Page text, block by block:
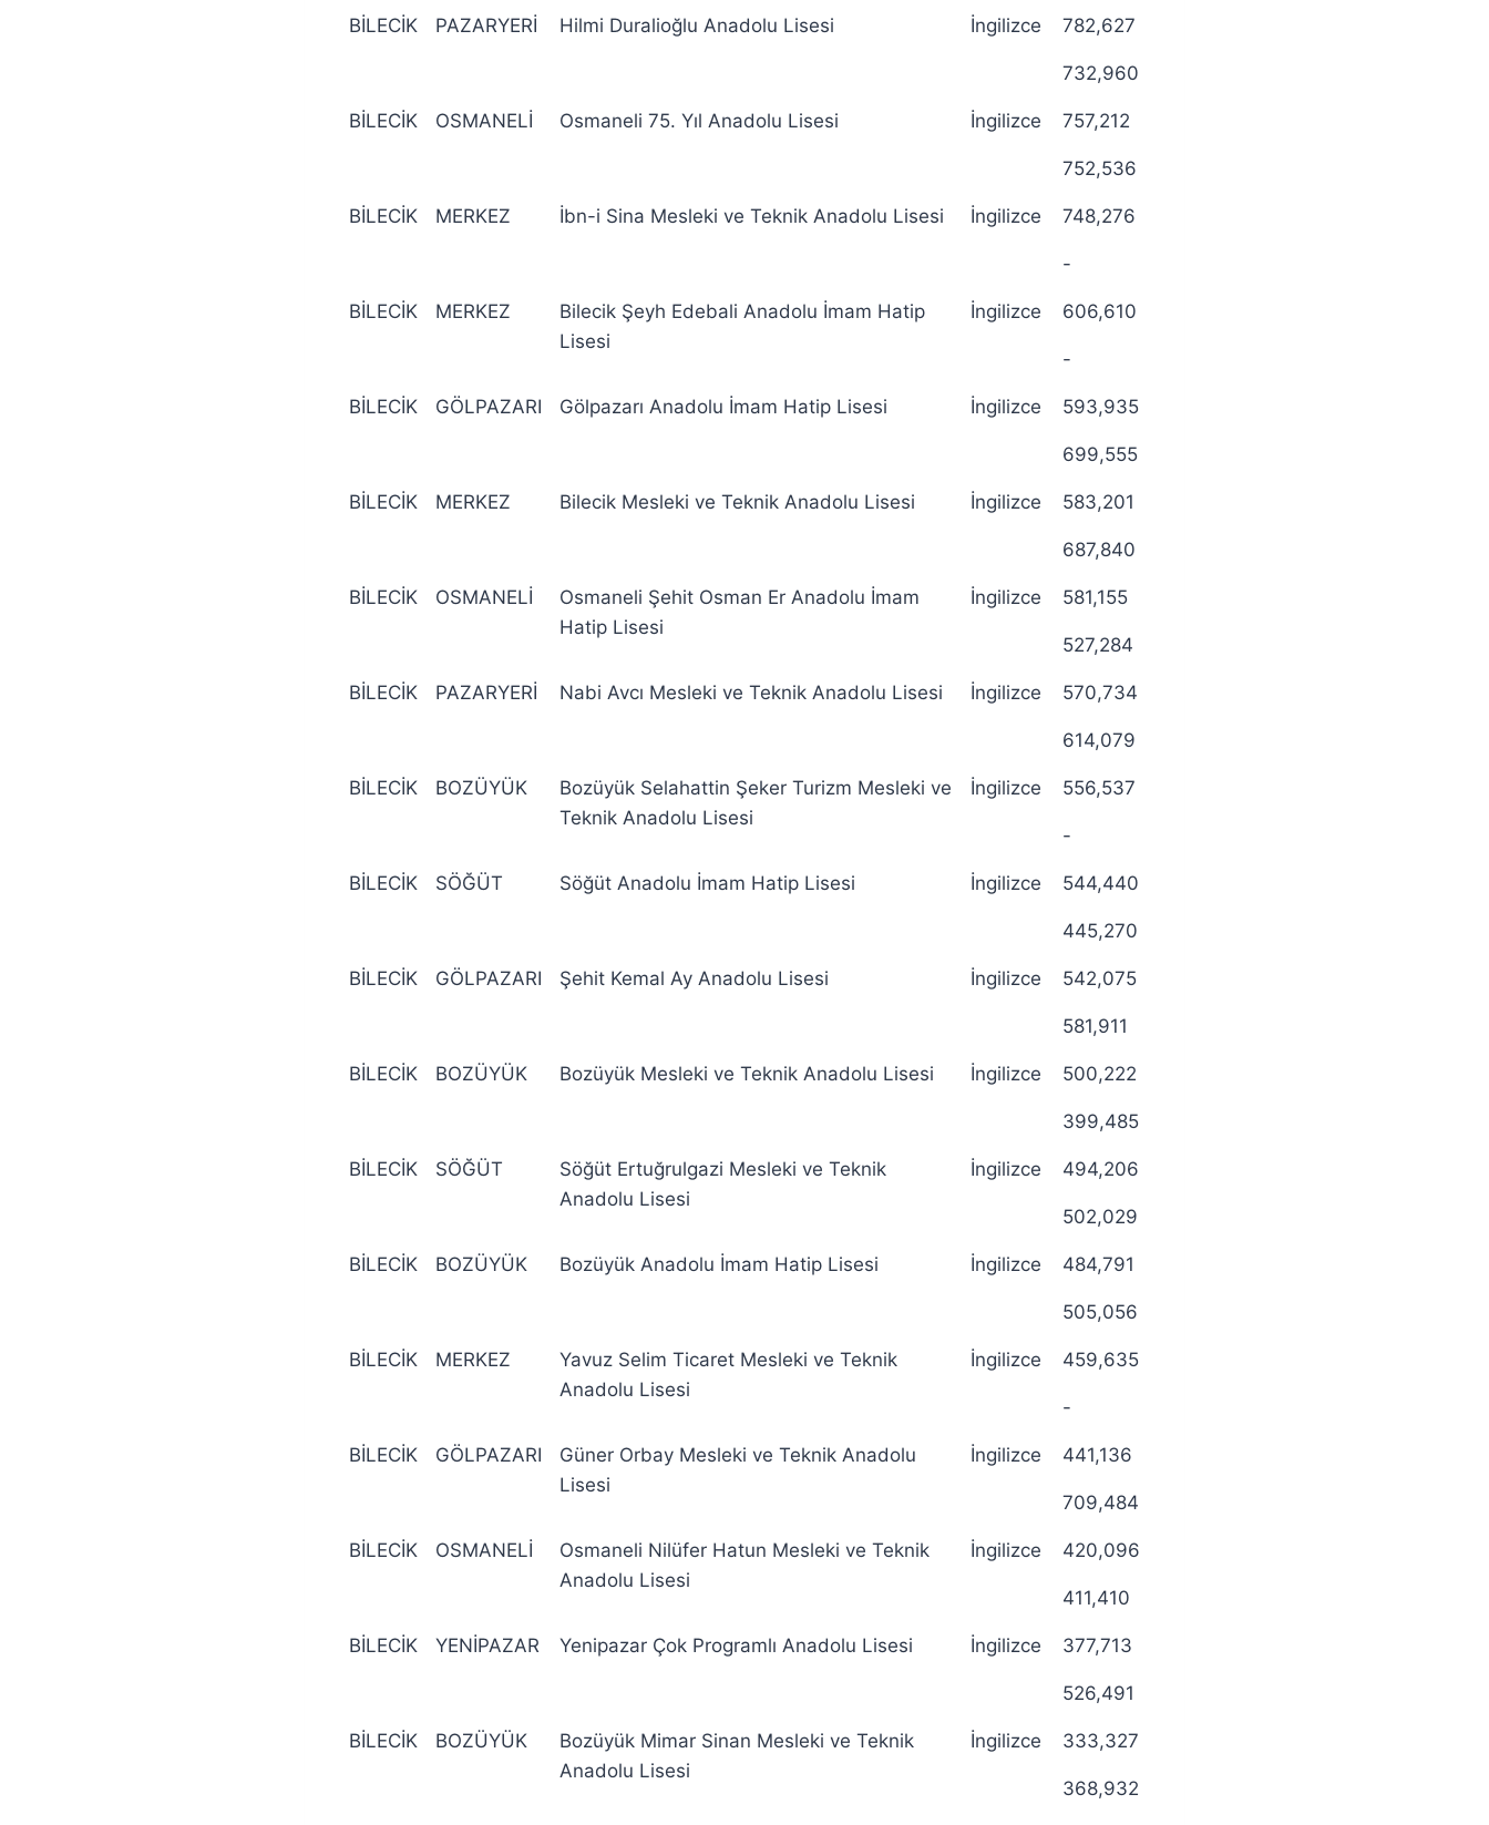
BİLECİK PAZARYERİ Hilmi Duralioğlu Anadolu Lisesi İngilizce 782,627
732,960
BİLECİK OSMANELİ Osmaneli 75. Yıl Anadolu Lisesi İngilizce 757,212
752,536
BİLECİK MERKEZ İbn-i Sina Mesleki ve Teknik Anadolu Lisesi İngilizce 748,276
-
BİLECİK MERKEZ
Bilecik Şeyh Edebali Anadolu İmam Hatip
Lisesi
İngilizce 606,610
-
BİLECİK GÖLPAZARI Gölpazarı Anadolu İmam Hatip Lisesi İngilizce 593,935
699,555
BİLECİK MERKEZ Bilecik Mesleki ve Teknik Anadolu Lisesi İngilizce 583,201
687,840
BİLECİK OSMANELİ
Osmaneli Şehit Osman Er Anadolu İmam
Hatip Lisesi
İngilizce 581,155
527,284
BİLECİK PAZARYERİ Nabi Avcı Mesleki ve Teknik Anadolu Lisesi İngilizce 570,734
614,079
BİLECİK BOZÜYÜK
Bozüyük Selahattin Şeker Turizm Mesleki ve
Teknik Anadolu Lisesi
İngilizce 556,537
-
BİLECİK SÖĞÜT Söğüt Anadolu İmam Hatip Lisesi İngilizce 544,440
445,270
BİLECİK GÖLPAZARI Şehit Kemal Ay Anadolu Lisesi İngilizce 542,075
581,911
BİLECİK BOZÜYÜK Bozüyük Mesleki ve Teknik Anadolu Lisesi İngilizce 500,222
399,485
BİLECİK SÖĞÜT
Söğüt Ertuğrulgazi Mesleki ve Teknik
Anadolu Lisesi
İngilizce 494,206
502,029
BİLECİK BOZÜYÜK Bozüyük Anadolu İmam Hatip Lisesi İngilizce 484,791
505,056
BİLECİK MERKEZ
Yavuz Selim Ticaret Mesleki ve Teknik
Anadolu Lisesi
İngilizce 459,635
-
BİLECİK GÖLPAZARI
Güner Orbay Mesleki ve Teknik Anadolu
Lisesi
İngilizce 441,136
709,484
BİLECİK OSMANELİ
Osmaneli Nilüfer Hatun Mesleki ve Teknik
Anadolu Lisesi
İngilizce 420,096
411,410
BİLECİK YENİPAZAR Yenipazar Çok Programlı Anadolu Lisesi İngilizce 377,713
526,491
BİLECİK BOZÜYÜK
Bozüyük Mimar Sinan Mesleki ve Teknik
Anadolu Lisesi
İngilizce 333,327
368,932